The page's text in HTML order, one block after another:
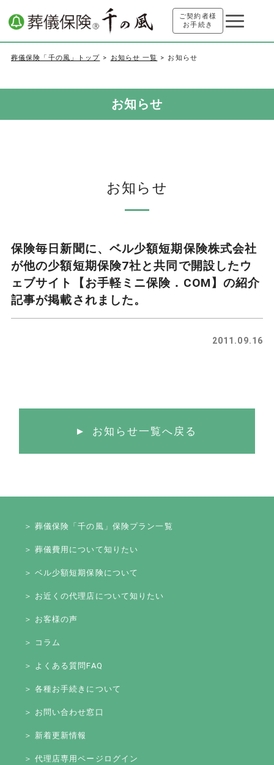
ご契約者様
お手続き
葬儀保険「千の風」トップ お知らせ 一覧 お知らせ
お知らせ
お知らせ
保険毎日新聞に、ベル少額短期保険株式会社
が他の少額短期保険7社と共同で開設したウ
ェブサイト【お手軽ミニ保険．COM】の紹介
記事が掲載されました。
2011.09.16
お知らせ一覧へ戻る
＞ 葬儀保険「千の風」保険プラン一覧
＞ 葬儀費用について知りたい
＞ ベル少額短期保険について
＞ お近くの代理店について知りたい
＞ お客様の声
＞ コラム
＞ よくある質問FAQ
＞ 各種お手続きについて
＞ お問い合わせ窓口
＞ 新着更新情報
＞ 代理店専用ページログイン